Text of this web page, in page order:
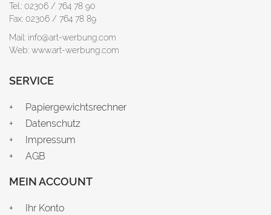
Tel.: 02306 / 764 78 90
Fax: 02306 / 764 78 89
Mail: info@art-werbung.com
Web: www.art-werbung.com
SERVICE
Papiergewichtsrechner
Datenschutz
Impressum
AGB
MEIN ACCOUNT
Ihr Konto